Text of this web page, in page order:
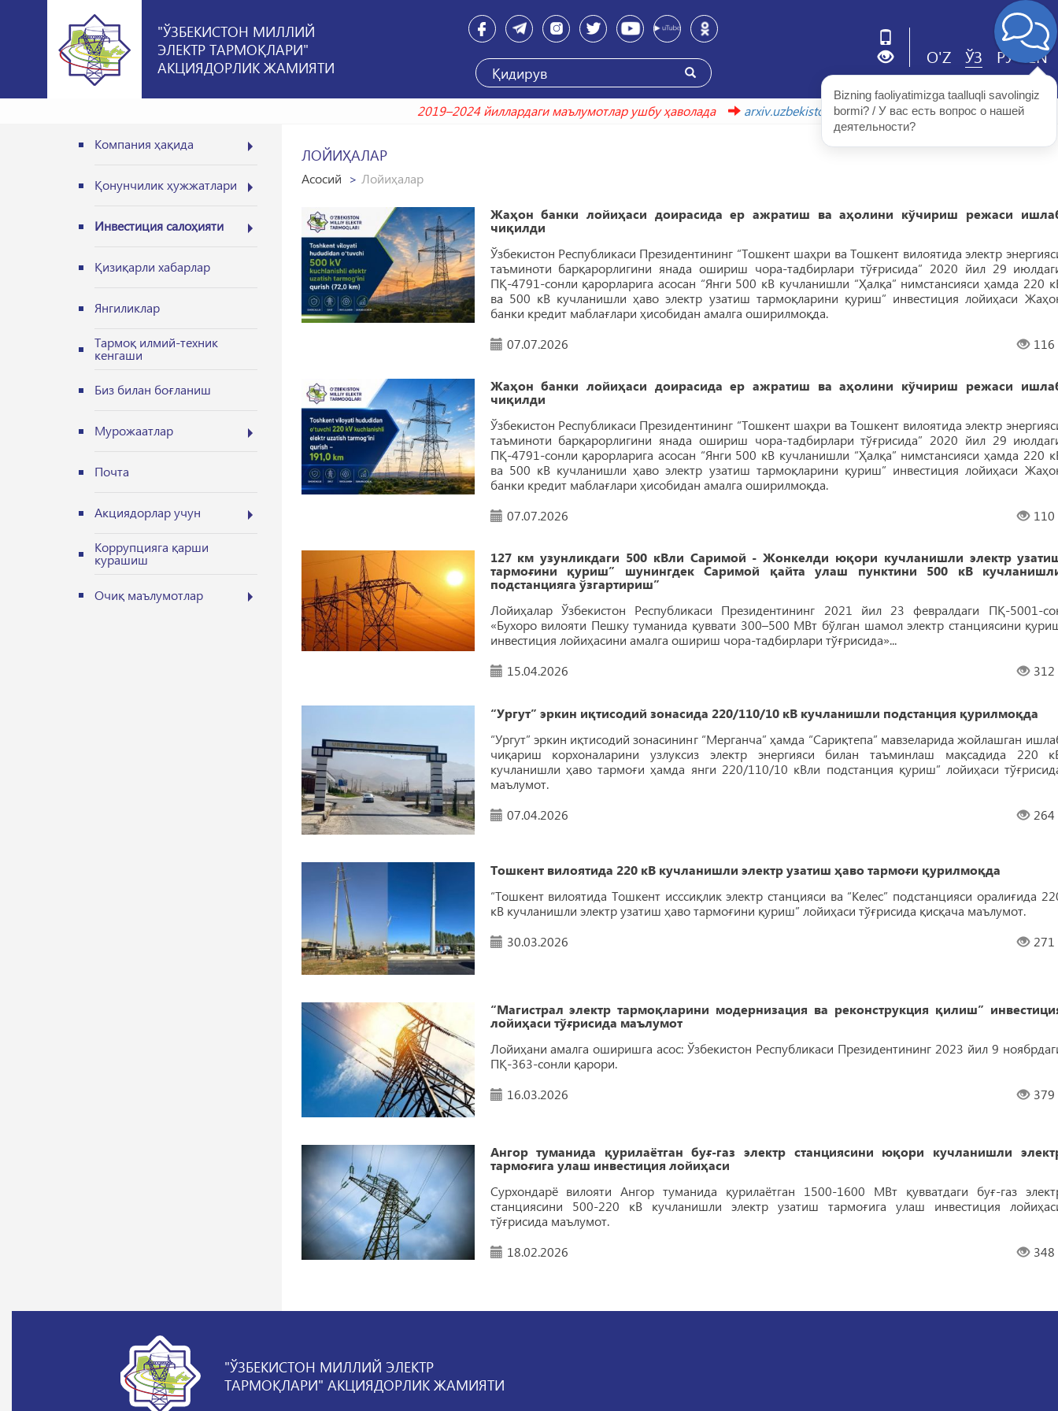
"ЎЗБЕКИСТОН МИЛЛИЙ
ЭЛЕКТР ТАРМОҚЛАРИ"
АКЦИЯДОРЛИК ЖАМИЯТИ
O'Z ЎЗ РУ EN
2019–2024 йиллардаги маълумотлар ушбу ҳаволада
arxiv.uzbekistonmet.uz
Компания ҳақида
Қонунчилик ҳужжатлари
Инвестиция салоҳияти
Қизиқарли хабарлар
Янгиликлар
Тармоқ илмий-техник
кенгаши
Биз билан боғланиш
Мурожаатлар
Почта
Акциядорлар учун
Коррупцияга қарши
курашиш
Очиқ маълумотлар
ЛОЙИҲАЛАР
Асосий Лойиҳалар
Жаҳон банки лойиҳаси доирасида ер ажратиш ва аҳолини кўчириш режаси
чиқилди
Ўзбекистон Республикаси Президентининг “Тошкент шаҳри ва Тошкент вилоятида электр
таъминоти барқарорлигини янада ошириш чора-тадбирлари тўғрисида” 2020 йил 29
ПҚ-4791-сонли қарорларига асосан “Янги 500 кВ кучланишли “Ҳалқа” нимстансияси ҳамда 220
ва 500 кВ кучланишли ҳаво электр узатиш тармоқларини қуриш” инвестиция лойиҳаси
банки кредит маблағлари ҳисобидан амалга оширилмоқда.
07.07.2026
116
Жаҳон банки лойиҳаси доирасида ер ажратиш ва аҳолини кўчириш режаси
чиқилди
Ўзбекистон Республикаси Президентининг “Тошкент шаҳри ва Тошкент вилоятида электр
таъминоти барқарорлигини янада ошириш чора-тадбирлари тўғрисида” 2020 йил 29
ПҚ-4791-сонли қарорларига асосан “Янги 500 кВ кучланишли “Ҳалқа” нимстансияси ҳамда 220
ва 500 кВ кучланишли ҳаво электр узатиш тармоқларини қуриш” инвестиция лойиҳаси
банки кредит маблағлари ҳисобидан амалга оширилмоқда.
07.07.2026
110
127 км узунликдаги 500 кВли Саримой - Жонкелди юқори кучланишли электр
тармоғини қуриш” шунингдек Саримой қайта улаш пунктини 500 кВ
подстанцияга ўзгартириш”
Лойиҳалар Ўзбекистон Республикаси Президентининг 2021 йил 23 февралдаги ПҚ-5001-
«Бухоро вилояти Пешку туманида қуввати 300–500 МВт бўлган шамол электр станциясини
инвестиция лойиҳасини амалга ошириш чора-тадбирлари тўғрисида»...
15.04.2026
312
“Ургут” эркин иқтисодий зонасида 220/110/10 кВ кучланишли подстанция қурилмоқда
“Ургут” эркин иқтисодий зонасининг “Мерганча” ҳамда “Сариқтепа” мавзеларида жойлашган
чиқариш корхоналарини узлуксиз электр энергияси билан таъминлаш мақсадида 220
кучланишли ҳаво тармоғи ҳамда янги 220/110/10 кВли подстанция қуриш” лойиҳаси
маълумот.
07.04.2026
264
Тошкент вилоятида 220 кВ кучланишли электр узатиш ҳаво тармоғи қурилмоқда
“Тошкент вилоятида Тошкент исссиқлик электр станцияси ва “Келес” подстанцияси оралиғида
кВ кучланишли электр узатиш ҳаво тармоғини қуриш” лойиҳаси тўғрисида қисқача маълумот.
30.03.2026
271
“Магистрал электр тармоқларини модернизация ва реконструкция қилиш”
лойиҳаси тўғрисида маълумот
Лойиҳани амалга оширишга асос: Ўзбекистон Республикаси Президентининг 2023 йил 9
ПҚ-363-сонли қарори.
16.03.2026
379
Ангор туманида қурилаётган буғ-газ электр станциясини юқори кучланишли
тармоғига улаш инвестиция лойиҳаси
Сурхондарё вилояти Ангор туманида қурилаётган 1500-1600 МВт қувватдаги буғ-газ
станциясини 500-220 кВ кучланишли электр узатиш тармоғига улаш инвестиция
тўғрисида маълумот.
18.02.2026
348
"ЎЗБЕКИСТОН МИЛЛИЙ ЭЛЕКТР
ТАРМОҚЛАРИ" АКЦИЯДОРЛИК ЖАМИЯТИ
Bizning faoliyatimizga taalluqli savolingiz
bormi? / У вас есть вопрос о нашей
деятельности?